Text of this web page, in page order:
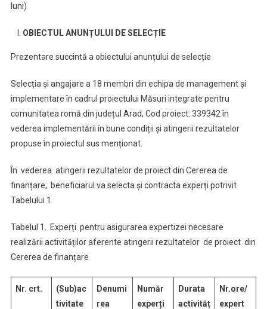
luni)
OBIECTUL ANUNȚULUI DE SELECȚIE
Prezentare succintă a obiectului anunțului de selecție
Selecția și angajare a 18 membri din echipa de management și
implementare în cadrul proiectului Măsuri integrate pentru
comunitatea romă din județul Arad, Cod proiect: 339342 în
vederea implementării în bune condiții și atingerii rezultatelor
propuse în proiectul sus menționat.
În vederea atingerii rezultatelor de proiect din Cererea de
finanțare, beneficiarul va selecta și contracta experți potrivit
Tabelului 1.
Tabelul 1. Experți pentru asigurarea expertizei necesare
realizării activităților aferente atingerii rezultatelor de proiect din
Cererea de finanțare
Nr. crt.
(Sub)ac
tivitate
Denumi
rea
Număr
experți
Durata
activităț
Nr.ore/
expert